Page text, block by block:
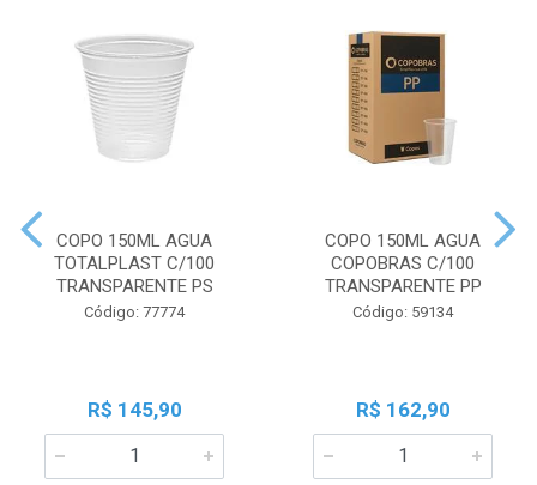
COPO 150ML AGUA
TOTALPLAST C/100
TRANSPARENTE PS
Código: 77774
R$ 145,90
COPO 150ML AGUA
COPOBRAS C/100
TRANSPARENTE PP
Código: 59134
R$ 162,90